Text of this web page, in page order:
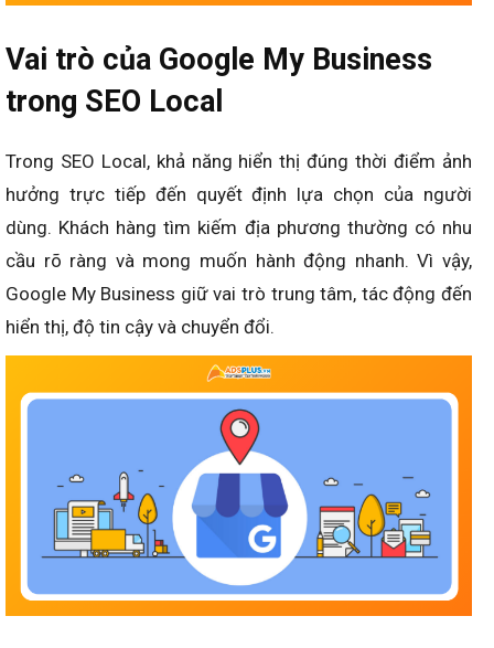
Vai trò của Google My Business
trong SEO Local
Trong SEO Local, khả năng hiển thị đúng thời điểm ảnh
hưởng trực tiếp đến quyết định lựa chọn của người
dùng. Khách hàng tìm kiếm địa phương thường có nhu
cầu rõ ràng và mong muốn hành động nhanh. Vì vậy,
Google My Business giữ vai trò trung tâm, tác động đến
hiển thị, độ tin cậy và chuyển đổi.